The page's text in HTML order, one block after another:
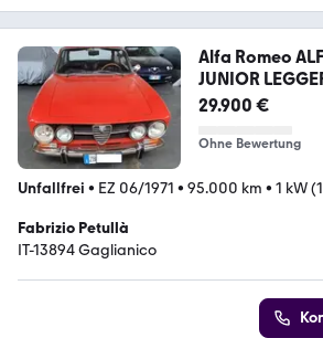
Alfa Romeo
JUNIOR
29.900 €
Ohne Bewertung
Unfallfrei • EZ 06/1971 • 95.000 km • 1 kW
Fabrizio Petullà
IT-13894 Gaglianico